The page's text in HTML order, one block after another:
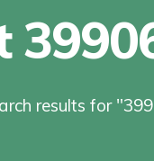
results for